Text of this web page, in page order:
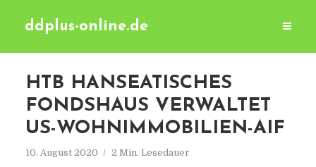
ddplus-online.de
HTB HANSEATISCHES
FONDSHAUS VERWALTET
US-WOHNIMMOBILIEN-AIF
10. August 2020 2 Min. Lesedauer